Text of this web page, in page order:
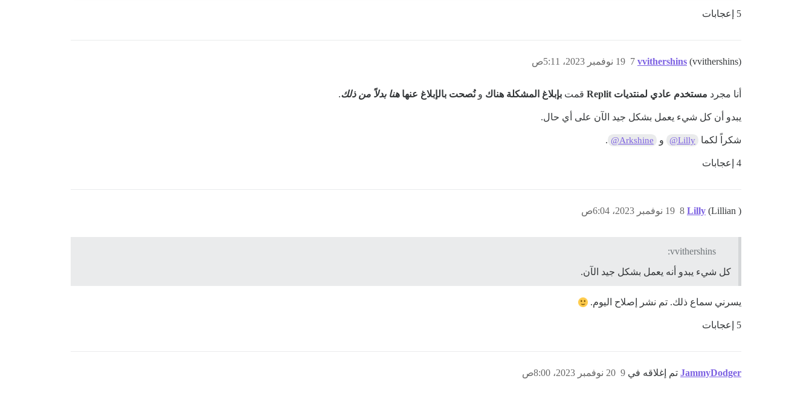
5 إعجابات
vvithershins (vvithershins) 19 نوفمبر 2023، 5:11ص 7
أنا مجرد مستخدم عادي لمنتديات Replit قمت بإبلاغ المشكلة هناك ونُصحت بالإبلاغ عنهاهنا بدلاً من ذلك.
يبدو أن كل شيء يعمل بشكل جيد الآن على أي حال.
شكراً لكما @Lilly و @Arkshine
.
4 إعجابات
Lilly (Lillian ) 19 نوفمبر 2023، 6:04ص 8
vvithershins:
كل شيء يبدو أنه يعمل بشكل جيد الآن.
يسرني سماع ذلك. تم نشر إصلاح اليوم.
5 إعجابات
JammyDodger تم إغلاقه في 20 نوفمبر 2023، 8:00ص 9